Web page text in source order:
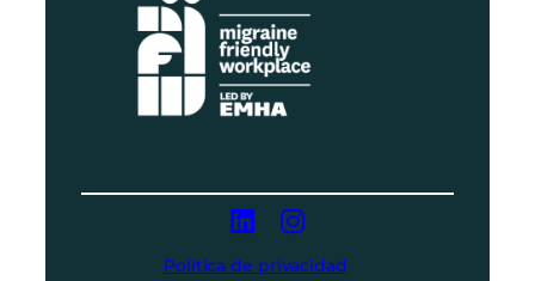
Política de privacidad